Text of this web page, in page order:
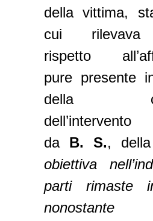
della vittima,
cui rilevava
rispetto
pure presente
della
da B. S.,
obiettiva
parti rimaste